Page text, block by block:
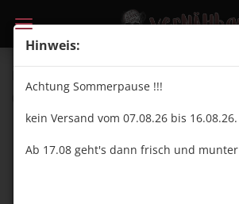
Hinweis:
Achtung Sommerpause !!!
kein Versand vom 07.08.26 bis 16.08.26.
Ab 17.08 geht's dann frisch und
VN25015